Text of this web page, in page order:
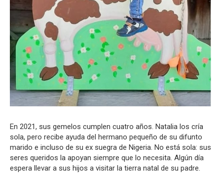
En 2021, sus gemelos cumplen cuatro años. Natalia los cría
sola, pero recibe ayuda del hermano pequeño de su difunto
marido e incluso de su ex suegra de Nigeria. No está sola: sus
seres queridos la apoyan siempre que lo necesita. Algún día
espera llevar a sus hijos a visitar la tierra natal de su padre.